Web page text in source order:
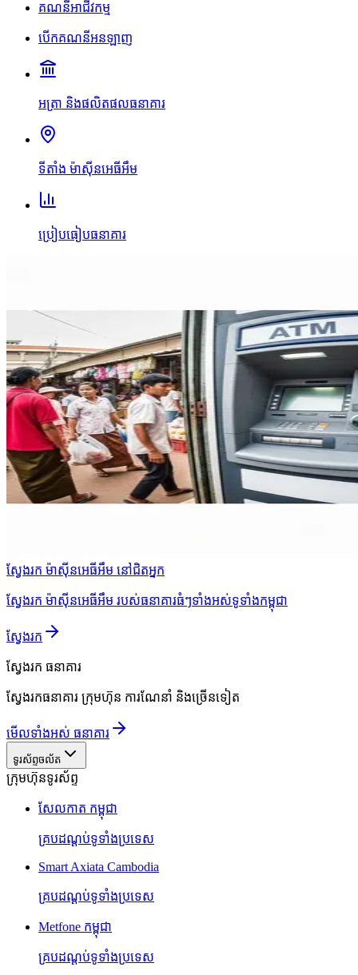
គណនីអាជីវកម្ម
បើកគណនីអនឡាញ
អត្រា និងផលិតផលធនាគារ
ទីតាំង ម៉ាស៊ីនអេធីអឹម
ប្រៀបធៀបធនាគារ
ស្វែងរក ម៉ាស៊ីនអេធីអឹម នៅជិតអ្នក
ស្វែងរក ម៉ាស៊ីនអេធីអឹម របស់ធនាគារធំៗទាំងអស់ទូទាំងកម្ពុជា
ស្វែងរក
ស្វែងរក ធនាគារ
ស្វែងរកធនាគារ ក្រុមហ៊ុន ការណែនាំ និងច្រើនទៀត
មើលទាំងអស់ ធនាគារ
ទូរស័ព្ទចល័ត
ក្រុមហ៊ុនទូរស័ព្ទ
សែលកាត កម្ពុជា
គ្របដណ្តប់ទូទាំងប្រទេស
Smart Axiata Cambodia
គ្របដណ្តប់ទូទាំងប្រទេស
Metfone កម្ពុជា
គ្របដណ្តប់ទូទាំងប្រទេស